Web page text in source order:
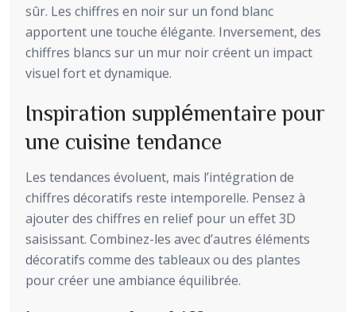
sûr. Les chiffres en noir sur un fond blanc
apportent une touche élégante. Inversement, des
chiffres blancs sur un mur noir créent un impact
visuel fort et dynamique.
Inspiration supplémentaire pour
une cuisine tendance
Les tendances évoluent, mais l’intégration de
chiffres décoratifs reste intemporelle. Pensez à
ajouter des chiffres en relief pour un effet 3D
saisissant. Combinez-les avec d’autres éléments
décoratifs comme des tableaux ou des plantes
pour créer une ambiance équilibrée.